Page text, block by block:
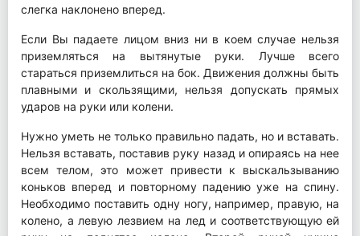
слегка наклонено вперед.
Если Вы падаете лицом вниз ни в коем случае нельзя
приземляться на вытянутые руки. Лучше всего
стараться приземлиться на бок. Движения должны быть
плавными и скользящими, нельзя допускать прямых
ударов на руки или колени.
Нужно уметь не только правильно падать, но и вставать.
Нельзя вставать, поставив руку назад и опираясь на нее
всем телом, это может привести к выскальзыванию
коньков вперед и повторному падению уже на спину.
Необходимо поставить одну ногу, например, правую, на
колено, а левую лезвием на лед и соответствующую ей